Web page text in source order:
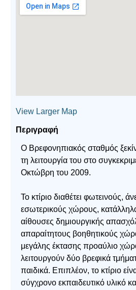
View Larger Map
Περιγραφή
Ο Βρεφονηπιακός σταθμός
τη λειτουργία του στο
Οκτώβρη του 2009.
Το κτίριο διαθέτει φωτεινούς,
εσωτερικούς χώρους,
αίθουσες δημιουργικής
απαραίτητους βοηθητικούς
μεγάλης έκτασης προαύλιο
λειτουργούν δύο βρεφικά
παιδικά. Επιπλέον, το κτίριο
σύγχρονο εκπαιδευτικό υλικό